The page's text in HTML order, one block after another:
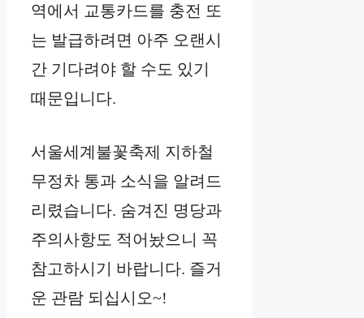
역에서 교통카드를 충전 또
는 발급하려면 아주 오랜시
간 기다려야 할 수도 있기
때문입니다.
서울세계불꽃축제 지하철
무정차 통과 소식을 알려드
리렸습니다. 숨겨진 명당과
주의사항도 적어놨으니 꼭
참고하시기 바랍니다. 즐거
운 관람 되십시오~!